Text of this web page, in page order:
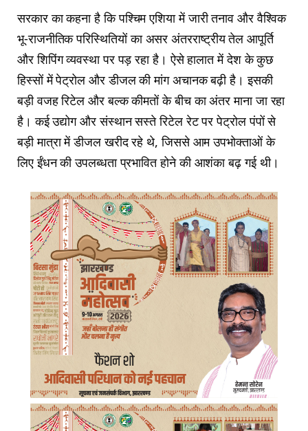
सरकार का कहना है कि पश्चिम एशिया में जारी तनाव और वैश्विक
भू-राजनीतिक परिस्थितियों का असर अंतरराष्ट्रीय तेल आपूर्ति
और शिपिंग व्यवस्था पर पड़ रहा है। ऐसे हालात में देश के कुछ
हिस्सों में पेट्रोल और डीजल की मांग अचानक बढ़ी है। इसकी
बड़ी वजह रिटेल और बल्क कीमतों के बीच का अंतर माना जा रहा
है। कई उद्योग और संस्थान सस्ते रिटेल रेट पर पेट्रोल पंपों से
बड़ी मात्रा में डीजल खरीद रहे थे, जिससे आम उपभोक्ताओं के
लिए ईंधन की उपलब्धता प्रभावित होने की आशंका बढ़ गई थी।